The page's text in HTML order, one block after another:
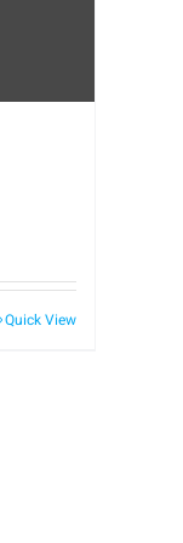
Quick View